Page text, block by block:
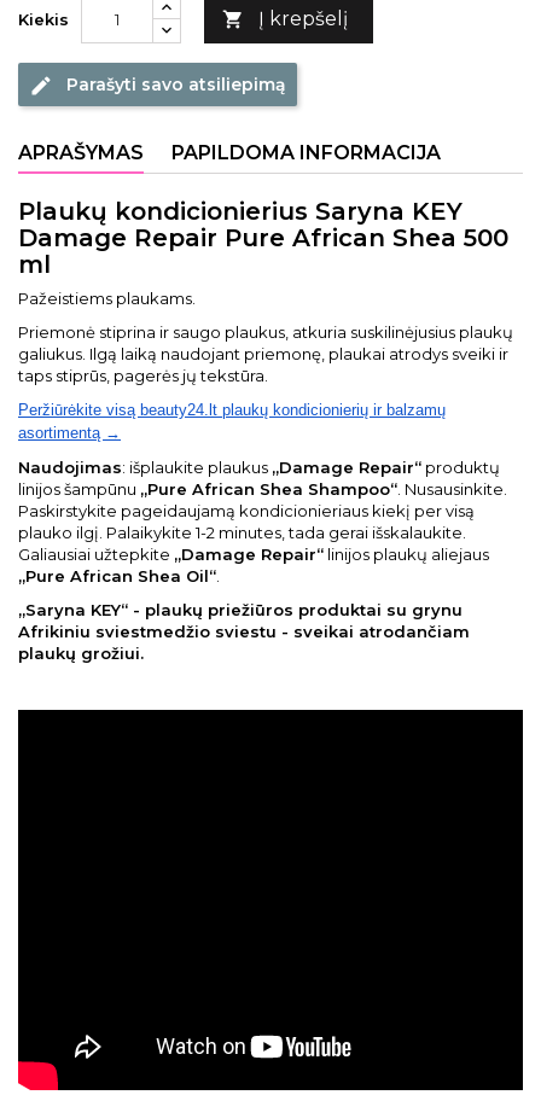
Kiekis  Į krepšelį
edit Parašyti savo atsiliepimą
APRAŠYMAS PAPILDOMA INFORMACIJA
Plaukų kondicionierius Saryna KEY
Damage Repair Pure African Shea 500
ml
Pažeistiems plaukams.
Priemonė stiprina ir saugo plaukus, atkuria suskilinėjusius plaukų
galiukus. Ilgą laiką naudojant priemonę, plaukai atrodys sveiki ir
taps stiprūs, pagerės jų tekstūra.
Peržiūrėkite visą beauty24.lt plaukų kondicionierių ir balzamų
asortimentą →
Naudojimas: išplaukite plaukus „Damage Repair“ produktų
linijos šampūnu „Pure African Shea Shampoo“ . Nusausinkite.
Paskirstykite pageidaujamą kondicionieriaus kiekį per visą
plauko ilgį. Palaikykite 1-2 minutes, tada gerai išskalaukite.
Galiausiai užtepkite „Damage Repair“ linijos plaukų aliejaus
„Pure African Shea Oil“
„Saryna KEY“ - plaukų priežiūros produktai su grynu
Afrikiniu sviestmedžio sviestu - sveikai atrodančiam
plaukų grožiui.